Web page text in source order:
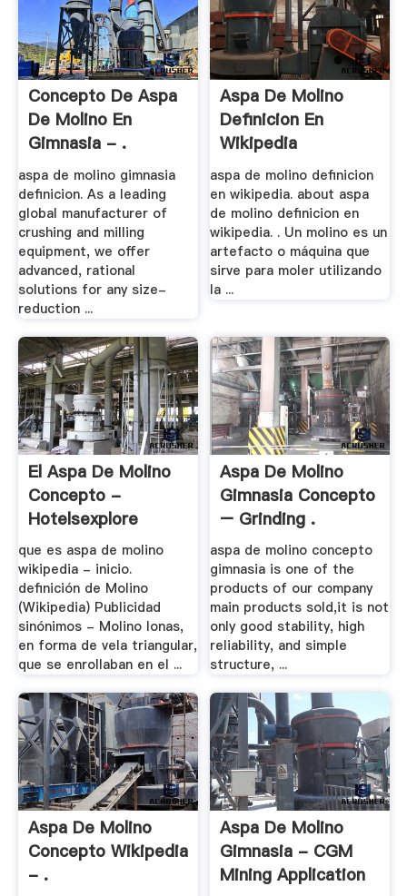
Concepto De Aspa
De Molino En
Gimnasia - .
aspa de molino gimnasia
definicion. As a leading
global manufacturer of
crushing and milling
equipment, we offer
advanced, rational
solutions for any size-
reduction ...
Aspa De Molino
Definicion En
Wikipedia
aspa de molino definicion
en wikipedia. about aspa
de molino definicion en
wikipedia. . Un molino es un
artefacto o máquina que
sirve para moler utilizando
la ...
El Aspa De Molino
Concepto -
Hotelsexplore
que es aspa de molino
wikipedia - inicio.
definición de Molino
(Wikipedia) Publicidad
sinónimos - Molino lonas,
en forma de vela triangular,
que se enrollaban en el ...
Aspa De Molino
Gimnasia Concepto
– Grinding .
aspa de molino concepto
gimnasia is one of the
products of our company
main products sold,it is not
only good stability, high
reliability, and simple
structure, ...
Aspa De Molino
Concepto Wikipedia
- .
Aspa De Molino
Gimnasia - CGM
Mining Application